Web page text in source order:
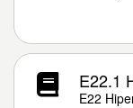
E22.1
E22